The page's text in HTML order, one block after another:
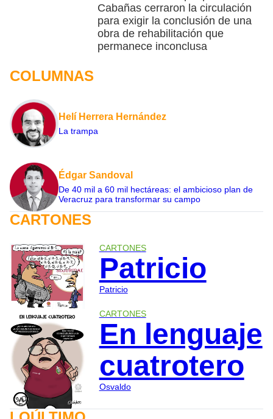
Cabañas cerraron la circulación
para exigir la conclusión de una
obra de rehabilitación que
permanece inconclusa
COLUMNAS
Helí Herrera Hernández
La trampa
Édgar Sandoval
De 40 mil a 60 mil hectáreas: el ambicioso plan de
Veracruz para transformar su campo
CARTONES
CARTONES
Patricio
Patricio
CARTONES
En lenguaje
cuatrotero
Osvaldo